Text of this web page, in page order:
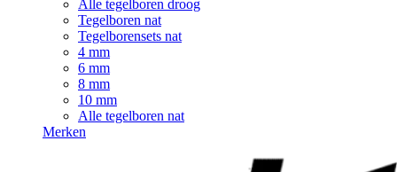
Alle tegelboren droog
Tegelboren nat
Tegelborensets nat
4 mm
6 mm
8 mm
10 mm
Alle tegelboren nat
Merken